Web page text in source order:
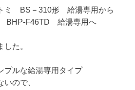
BS－310形 給湯専用から
F46TD 給湯専用へ
た。
プルな給湯専用タイプ
ので、